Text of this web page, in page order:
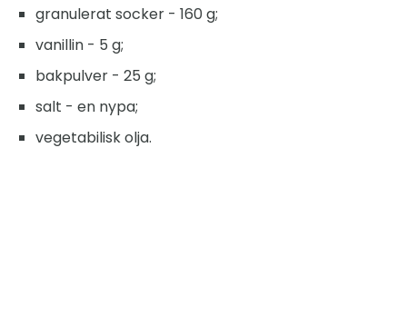
granulerat socker - 160 g;
vanillin - 5 g;
bakpulver - 25 g;
salt - en nypa;
vegetabilisk olja.